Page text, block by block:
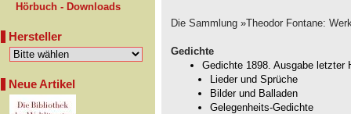
Hörbuch - Downloads
Hersteller
Neue Artikel
Die Sammlung »Theodor Fontane:
Gedichte
Gedichte 1898. Ausgabe letzter
Lieder und Sprüche
Bilder und Balladen
Gelegenheits-Gedichte